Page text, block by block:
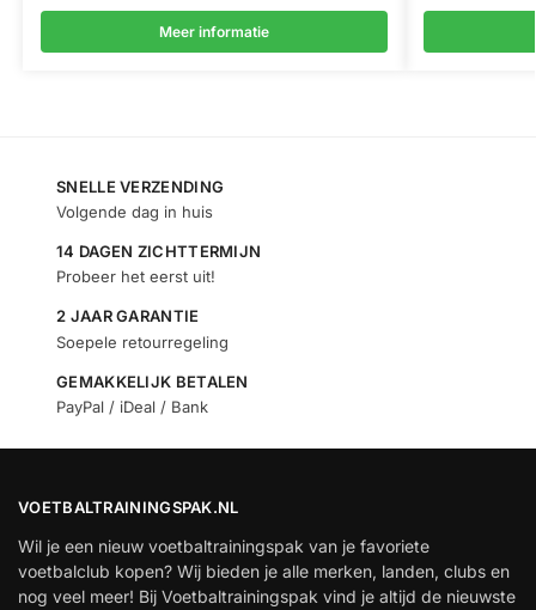
Meer informatie
SNELLE VERZENDING
Volgende dag in huis
14 DAGEN ZICHTTERMIJN
Probeer het eerst uit!
2 JAAR GARANTIE
Soepele retourregeling
GEMAKKELIJK BETALEN
PayPal / iDeal / Bank
VOETBALTRAININGSPAK.NL
Wil je een nieuw voetbaltrainingspak van je favoriete
voetbalclub kopen? Wij bieden je alle merken, landen, clubs en
nog veel meer! Bij Voetbaltrainingspak vind je altijd de nieuwste